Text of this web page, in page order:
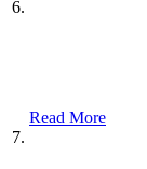
Read More